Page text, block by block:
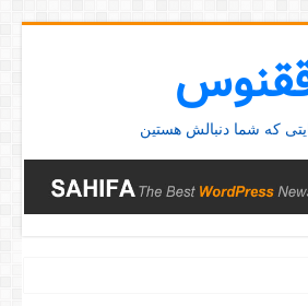
که شما دنبالش هستین